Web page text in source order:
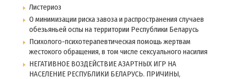
Листериоз
О минимизации риска завоза и распространения случаев
обезьяньей оспы на территории Республики Беларусь
Психолого-психотерапевтическая помощь жертвам
жестокого обращения, в том числе сексуального насилия
НЕГАТИВНОЕ ВОЗДЕЙСТВИЕ АЗАРТНЫХ ИГР НА
НАСЕЛЕНИЕ РЕСПУБЛИКИ БЕЛАРУСЬ. ПРИЧИНЫ,